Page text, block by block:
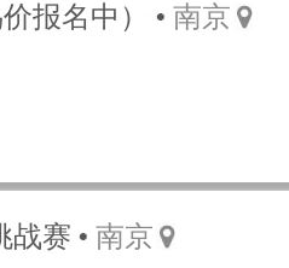
报名中） 南京
战赛 南京